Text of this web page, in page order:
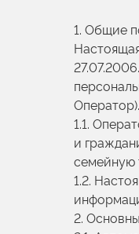
1. Общие
Оператор).
1.1.
и
семейную
1.2.
2.